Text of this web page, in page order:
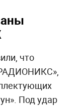
что
Под удар